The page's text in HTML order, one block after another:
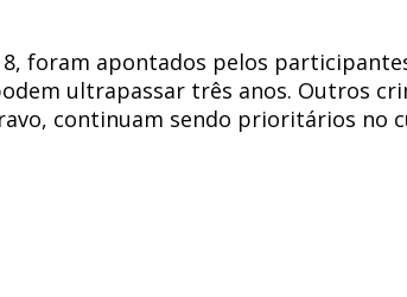
foram apontados pelos
ultrapassar três anos. Outros
continuam sendo prioritários no